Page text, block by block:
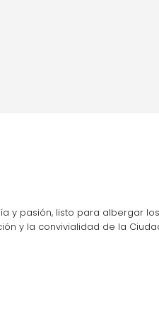
y pasión, listo para albergar
y la convivialidad de la